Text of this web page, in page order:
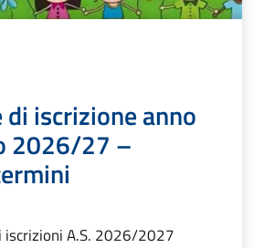
di iscrizione anno
2026/27 –
A.S. 2026/2027